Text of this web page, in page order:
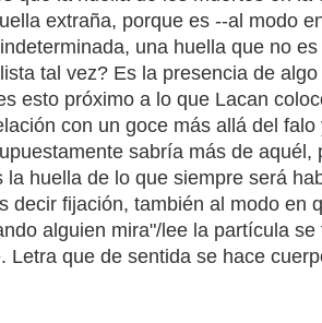
extraña, porque es --al modo
una huella que no
tal vez? Es la presencia de
esto próximo a lo que Lacan
con un goce más allá del
sabría más de aquél,
la huella de lo que siempre será
decir fijación, también al modo en
alguien mira"/lee la partícula
Letra que de sentida se hace